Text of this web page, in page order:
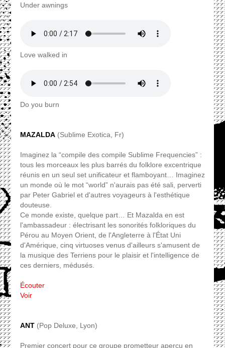
Under awnings
Love walked in
Do you burn
MAZALDA(Sublime Exotica, Fr)
Imaginez la “compile des compile Sublime Frequencies” :
tous les morceaux les plus barrés du folklore excentrique
réunis en un seul set unificateur et flamboyant… Imaginez
un monde où le mot “world” n'aurais pas été sali, perverti
par Peter Gabriel et d'autres voyageurs à l'esthétique
douteuse.
Ce monde existe, quelque part… Et Mazalda en est
l'ambassadeur : électrisant les sonorités folkloriques du
Pérou au Moyen Orient, de l'Angleterre à l'État Uni
d'Amérique, cinq virtuoses venus d'ailleurs s'amusent de
la musique des Terriens pour le plaisir et l'intelligence de
ces derniers, médusés.
Écouter
Voir
ANT(Pop Deluxe, Lyon)
Premier concert pour ce groupe prometteur aperçu en